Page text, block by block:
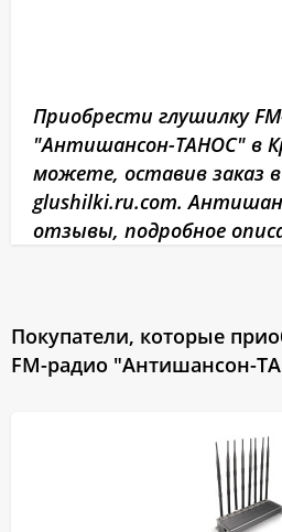
Приобрести глушилку
"Антишансон-ТАНОС" в
можете, оставив заказ
glushilki.ru.com.
отзывы, подробное
Покупатели, которые
FM-радио "Антишансон-